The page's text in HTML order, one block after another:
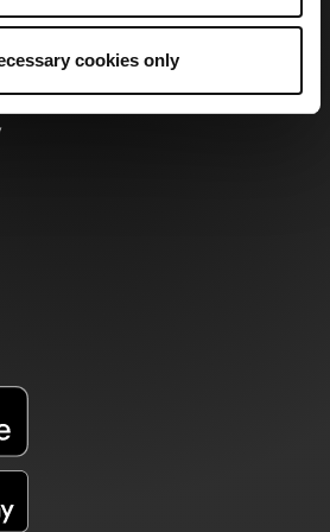
cookies only